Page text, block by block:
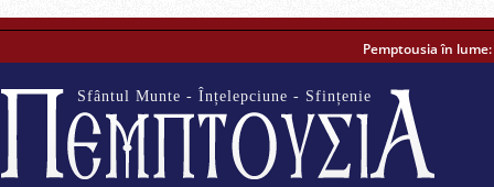
Pemptousia în lume:
Sfântul Munte - Înțelepciune - Sfințenie